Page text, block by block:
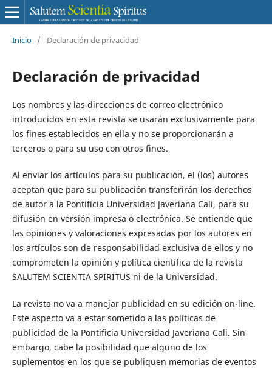
Inicio / Declaración de privacidad
Declaración de privacidad
Los nombres y las direcciones de correo electrónico
introducidos en esta revista se usarán exclusivamente para
los fines establecidos en ella y no se proporcionarán a
terceros o para su uso con otros fines.
Al enviar los artículos para su publicación, el (los) autores
aceptan que para su publicación transferirán los derechos
de autor a la Pontificia Universidad Javeriana Cali, para su
difusión en versión impresa o electrónica. Se entiende que
las opiniones y valoraciones expresadas por los autores en
los artículos son de responsabilidad exclusiva de ellos y no
comprometen la opinión y política científica de la revista
SALUTEM SCIENTIA SPIRITUS ni de la Universidad.
La revista no va a manejar publicidad en su edición on-line.
Este aspecto va a estar sometido a las políticas de
publicidad de la Pontificia Universidad Javeriana Cali. Sin
embargo, cabe la posibilidad que alguno de los
suplementos en los que se publiquen memorias de eventos